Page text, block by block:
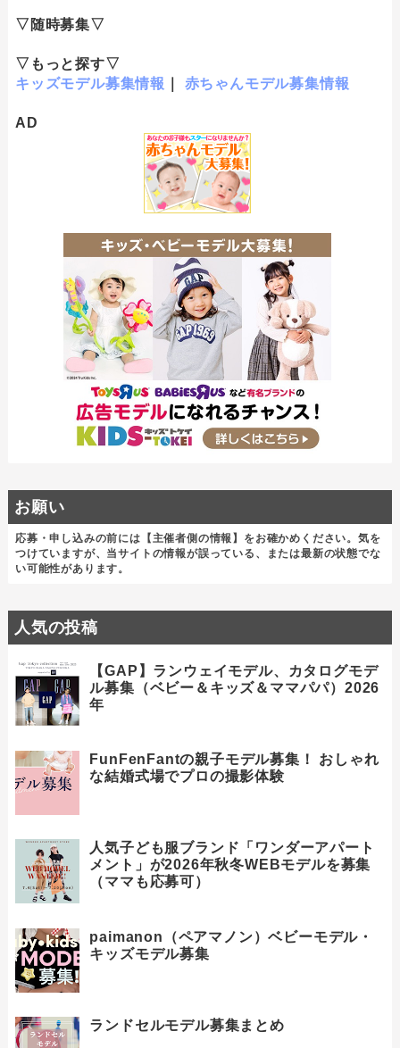
▽随時募集▽
▽もっと探す▽
キッズモデル募集情報
赤ちゃんモデル募集情報
AD
お願い
応募・申し込みの前には【主催者側の情報】をお確かめください。気を
つけていますが、当サイトの情報が誤っている、または最新の状態でな
い可能性があります。
人気の投稿
【GAP】ランウェイモデル、カタログモデ
ル募集（ベビー＆キッズ＆ママパパ）2026
年
FunFenFantの親子モデル募集！ おしゃれ
な結婚式場でプロの撮影体験
人気子ども服ブランド「ワンダーアパート
メント」が2026年秋冬WEBモデルを募集
（ママも応募可）
paimanon（ペアマノン）ベビーモデル・
キッズモデル募集
ランドセルモデル募集まとめ